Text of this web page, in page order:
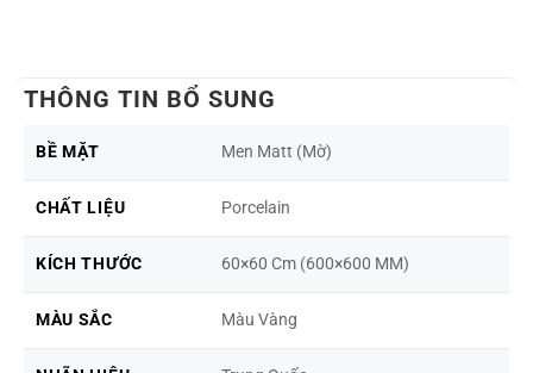
THÔNG TIN BỔ SUNG
BỀ MẶT Men Matt (Mờ)
CHẤT LIỆU Porcelain
KÍCH THƯỚC 60×60 Cm (600×600 MM)
MÀU SẮC Màu Vàng